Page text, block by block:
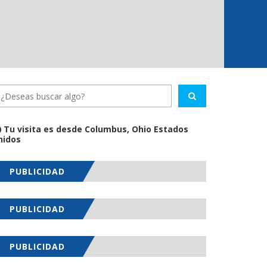
Tu visita es desde Columbus, Ohio Estados
PUBLICIDAD
PUBLICIDAD
PUBLICIDAD